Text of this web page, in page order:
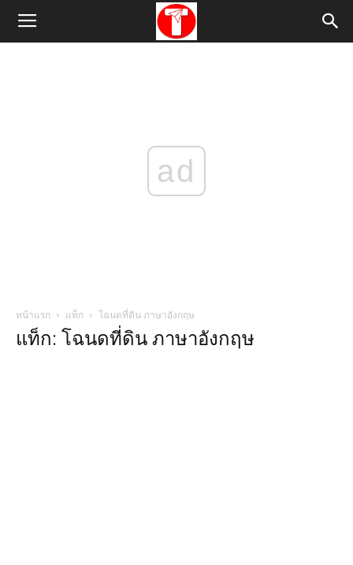
ad
หน้าแรก แท็ก โฉนดที่ดิน ภาษาอังกฤษ
แท็ก: โฉนดที่ดิน ภาษาอังกฤษ